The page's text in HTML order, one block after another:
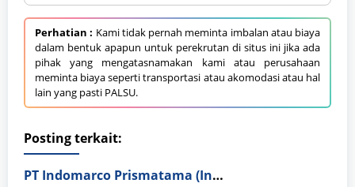
Perhatian : Kami tidak pernah meminta imbalan atau biaya
dalam bentuk apapun untuk perekrutan di situs ini jika ada
pihak yang mengatasnamakan kami atau perusahaan
meminta biaya seperti transportasi atau akomodasi atau hal
lain yang pasti PALSU.
Posting terkait:
PT Indomarco Prismatama (Indomaret Group)